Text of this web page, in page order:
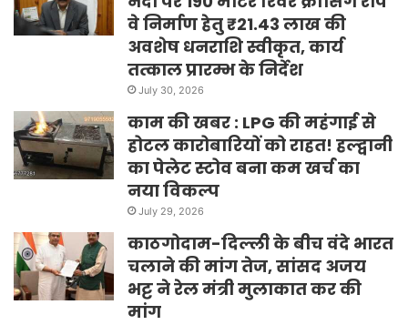
वे निर्माण हेतु ₹21.43 लाख की
अवशेष धनराशि स्वीकृत, कार्य
तत्काल प्रारम्भ के निर्देश
July 30, 2026
काम की खबर : LPG की महंगाई से
होटल कारोबारियों को राहत! हल्द्वानी
का पेलेट स्टोव बना कम खर्च का
नया विकल्प
July 29, 2026
काठगोदाम-दिल्ली के बीच वंदे भारत
चलाने की मांग तेज, सांसद अजय
भट्ट ने रेल मंत्री मुलाकात कर की
मांग